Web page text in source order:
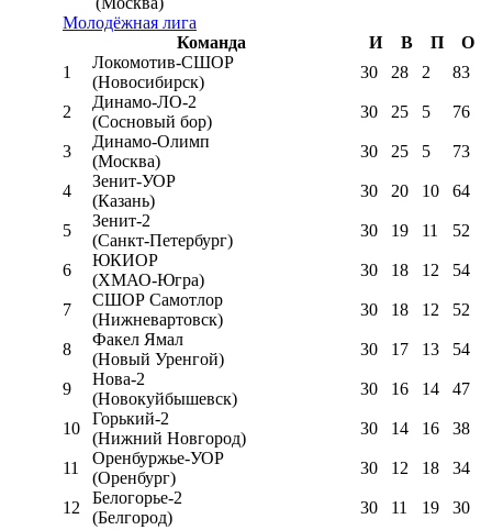
Молодёжная лига
Команда
И В П
О
1
Локомотив-CШОР
(Новосибирск)
30 28 2 83
2
Динамо-ЛО-2
(Сосновый бор)
30 25 5 76
3
Динамо-Олимп
(Москва)
30 25 5 73
4
Зенит-УОР
(Казань)
30 20 10 64
5
Зенит-2
(Санкт-Петербург)
30 19 11 52
6
ЮКИОР
(ХМАО-Югра)
30 18 12 54
7
СШОР Самотлор
(Нижневартовск)
30 18 12 52
8
Факел Ямал
(Новый Уренгой)
30 17 13 54
9
Нова-2
(Новокуйбышевск)
30 16 14 47
10
Горький-2
(Нижний Новгород)
30 14 16 38
11
Оренбуржье-УОР
(Оренбург)
30 12 18 34
12
Белогорье-2
(Белгород)
30 11 19 30